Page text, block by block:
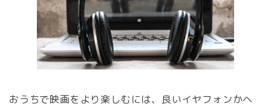
おうちで映画をより楽しむには、良いイヤフォンかヘ